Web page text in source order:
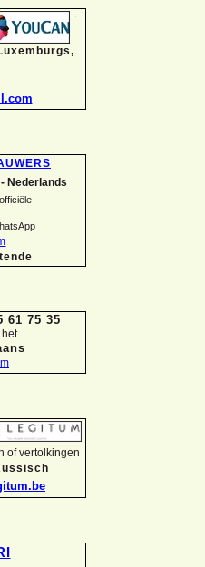
Nederlands
61 75 35
of vertolkingen